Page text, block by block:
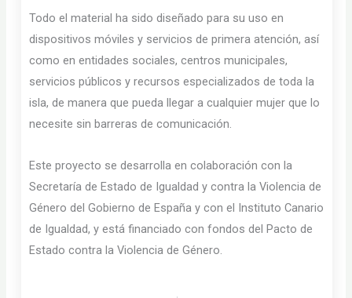
Todo el material ha sido diseñado para su uso en
dispositivos móviles y servicios de primera atención, así
como en entidades sociales, centros municipales,
servicios públicos y recursos especializados de toda la
isla, de manera que pueda llegar a cualquier mujer que lo
necesite sin barreras de comunicación.
Este proyecto se desarrolla en colaboración con la
Secretaría de Estado de Igualdad y contra la Violencia de
Género del Gobierno de España y con el Instituto Canario
de Igualdad, y está financiado con fondos del Pacto de
Estado contra la Violencia de Género.